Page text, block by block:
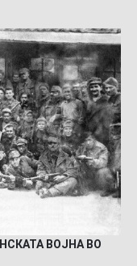
ВОЈНА ВО